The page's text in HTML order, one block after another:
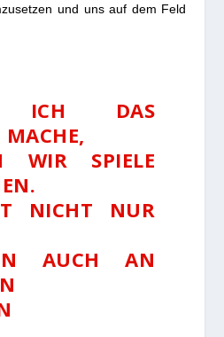
und uns auf dem Feld
ICH DAS
MACHE,
WIR SPIELE
NICHT NUR
AUCH AN